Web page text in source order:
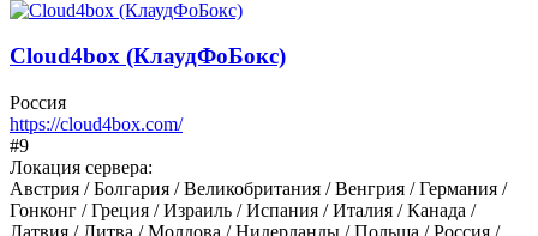
Cloud4box (КлаудФоБокс)
Россия
https://cloud4box.com/
#9
Локация сервера:
Австрия / Болгария / Великобритания / Венгрия / Германия /
Гонконг / Греция / Израиль / Испания / Италия / Канада /
Латвия / Литва / Молдова / Нидерланды / Польша / Россия /